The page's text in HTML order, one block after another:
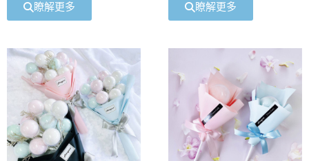
瞭解更多
瞭解更多